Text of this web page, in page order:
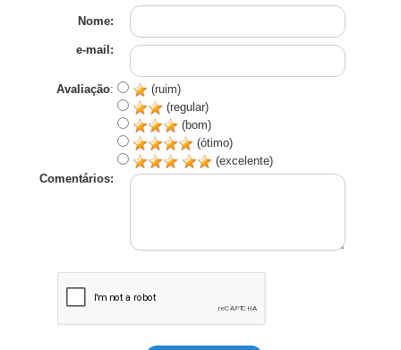
Nome:
e-mail:
Avaliação:
(ruim)
(regular)
(bom)
(ótimo)
(excelente)
Comentários: